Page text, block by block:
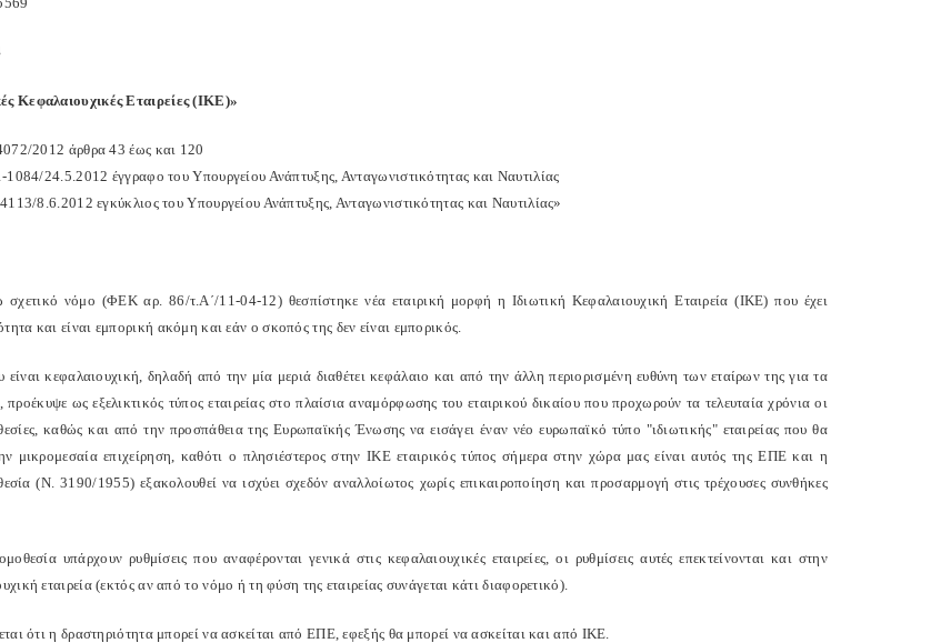
Κεφαλαιουχικές Εταιρείες (ΙΚΕ)»
2012 άρθρα 43 έως και 120
24.5.2012 έγγραφο του Υπουργείου Ανάπτυξης, Ανταγωνιστικότητας και Ναυτιλίας
8.6.2012 εγκύκλιος του Υπουργείου Ανάπτυξης, Ανταγωνιστικότητας και Ναυτιλίας»
νόμο (ΦΕΚ αρ. 86/τ.Α΄/11-04-12) θεσπίστηκε νέα εταιρική μορφή η Ιδιωτική Κεφαλαιουχική Εταιρεία (ΙΚΕ) που έχει
και είναι εμπορική ακόμη και εάν ο σκοπός της δεν είναι εμπορικός.
είναι κεφαλαιουχική, δηλαδή από την μία μεριά διαθέτει κεφάλαιο και από την άλλη περιορισμένη ευθύνη των εταίρων της για τα
προέκυψε ως εξελικτικός τύπος εταιρείας στο πλαίσια αναμόρφωσης του εταιρικού δικαίου που προχωρούν τα τελευταία χρόνια οι
καθώς και από την προσπάθεια της Ευρωπαϊκής Ένωσης να εισάγει έναν νέο ευρωπαϊκό τύπο "ιδιωτικής" εταιρείας που θα
μικρομεσαία επιχείρηση, καθότι ο πλησιέστερος στην ΙΚΕ εταιρικός τύπος σήμερα στην χώρα μας είναι αυτός της ΕΠΕ και η
(Ν. 3190/1955) εξακολουθεί να ισχύει σχεδόν αναλλοίωτος χωρίς επικαιροποίηση και προσαρμογή στις τρέχουσες συνθήκες
υπάρχουν ρυθμίσεις που αναφέρονται γενικά στις κεφαλαιουχικές εταιρείες, οι ρυθμίσεις αυτές επεκτείνονται και στην
εταιρεία (εκτός αν από το νόμο ή τη φύση της εταιρείας συνάγεται κάτι διαφορετικό).
ότι η δραστηριότητα μπορεί να ασκείται από ΕΠΕ, εφεξής θα μπορεί να ασκείται και από ΙΚΕ.